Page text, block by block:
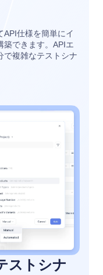
API仕様を簡単にイ
築できます。APIエ
で複雑なテストシナ
ストシナ